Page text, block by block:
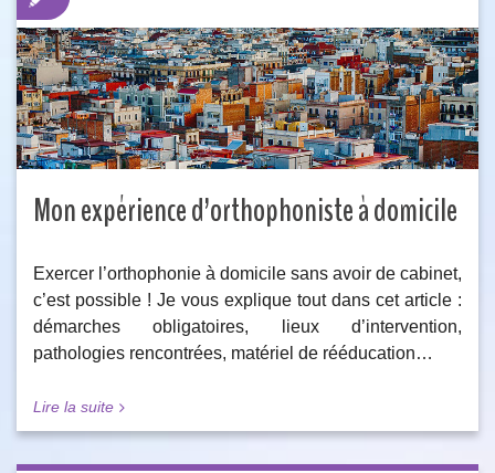
Mon expérience d’orthophoniste à domicile
Exercer l’orthophonie à domicile sans avoir de cabinet,
c’est possible ! Je vous explique tout dans cet article :
démarches obligatoires, lieux d’intervention,
pathologies rencontrées, matériel de rééducation…
Lire la suite